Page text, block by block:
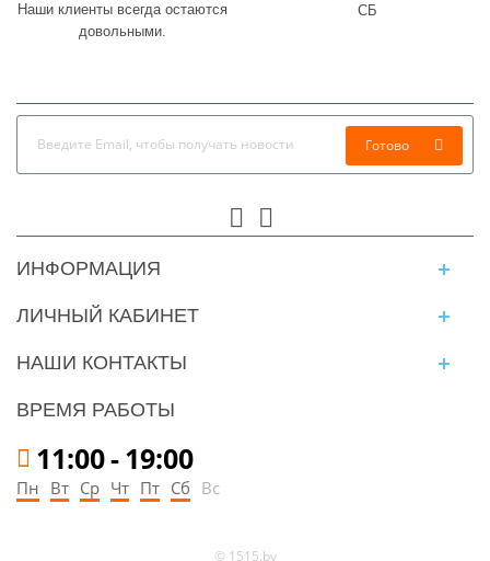
Наши клиенты всегда остаются
довольными.
СБ
Готово
ИНФОРМАЦИЯ
ЛИЧНЫЙ КАБИНЕТ
НАШИ КОНТАКТЫ
ВРЕМЯ РАБОТЫ
11:00-19:00
Пн Вт Ср Чт Пт Сб Вс
© 1515.by